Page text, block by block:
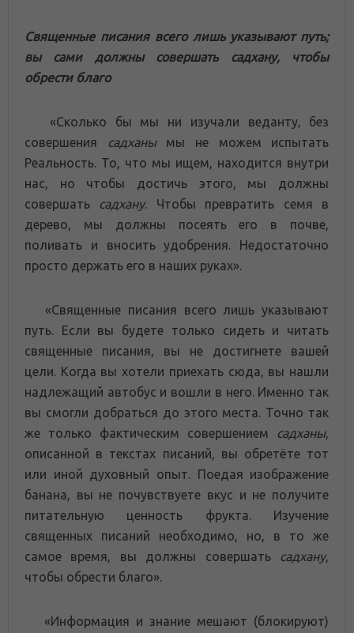
Священные писания всего лишь указывают путь;
вы сами должны совершать садхану, чтобы
обрести благо
«Сколько бы мы ни изучали веданту, без
совершения
садханымы не можем испытать
Реальность. То, что мы ищем, находится внутри
нас, но чтобы достичь этого, мы должны
совершать садхану. Чтобы превратить семя в
дерево, мы должны посеять его в почве,
поливать и вносить удобрения. Недостаточно
просто держать его в наших руках».
«Священные писания всего лишь указывают
путь. Если вы будете только сидеть и читать
священные писания, вы не достигнете вашей
цели. Когда вы хотели приехать сюда, вы нашли
надлежащий автобус и вошли в него. Именно так
вы смогли добраться до этого места. Точно так
же только фактическим совершением
садханы,
описанной в текстах писаний, вы обретёте тот
или иной духовный опыт. Поедая изображение
банана, вы не почувствуете вкус и не получите
питательную ценность фрукта. Изучение
священных писаний необходимо, но, в то же
самое время, вы должны совершать
садхану,
чтобы обрести благо».
«Информация и знание мешают (блокируют)